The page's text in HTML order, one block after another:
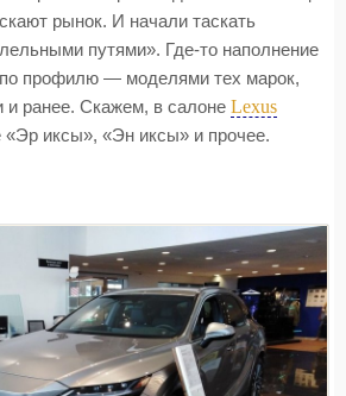
рынок. И начали таскать
путями». Где-то наполнение
по профилю — моделями тех марок,
и ранее. Скажем, в салоне Lexus
«Эр иксы», «Эн иксы» и прочее.